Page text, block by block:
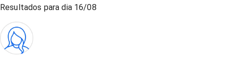
Resultados para dia 16/08